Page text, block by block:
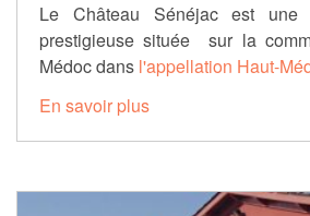
Le Château Sénéjac est une
prestigieuse située sur la
Médoc dans l'appellation Haut-
En savoir plus